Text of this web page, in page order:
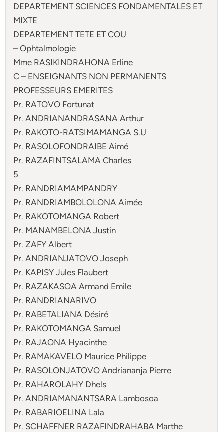
DEPARTEMENT SCIENCES FONDAMENTALES ET
MIXTE
DEPARTEMENT TETE ET COU
– Ophtalmologie
Mme RASIKINDRAHONA Erline
C – ENSEIGNANTS NON PERMANENTS
PROFESSEURS EMERITES
Pr. RATOVO Fortunat
Pr. ANDRIANANDRASANA Arthur
Pr. RAKOTO-RATSIMAMANGA S.U
Pr. RASOLOFONDRAIBE Aimé
Pr. RAZAFINTSALAMA Charles
5
Pr. RANDRIAMAMPANDRY
Pr. RANDRIAMBOLOLONA Aimée
Pr. RAKOTOMANGA Robert
Pr. MANAMBELONA Justin
Pr. ZAFY Albert
Pr. ANDRIANJATOVO Joseph
Pr. KAPISY Jules Flaubert
Pr. RAZAKASOA Armand Emile
Pr. RANDRIANARIVO
Pr. RABETALIANA Désiré
Pr. RAKOTOMANGA Samuel
Pr. RAJAONA Hyacinthe
Pr. RAMAKAVELO Maurice Philippe
Pr. RASOLONJATOVO Andriananja Pierre
Pr. RAHAROLAHY Dhels
Pr. ANDRIAMANANTSARA Lambosoa
Pr. RABARIOELINA Lala
Pr. SCHAFFNER RAZAFINDRAHABA Marthe